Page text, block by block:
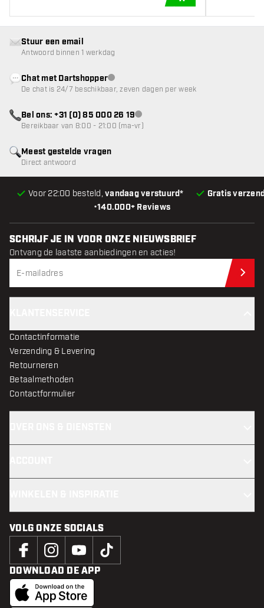
•140.000+ Reviews
Voor 22:00 besteld,vandaag verstuurd* Gratis
Meest gestelde vragen
Direct antwoord
Stuur een email
Antwoord binnen 1 werkdag
Chat met Dartshopperklantenservice niet beschikbaar
De chat is 24/7 beschikbaar, zeven dagen per week
Bel ons: +31 (0) 85 000 26 19klantenservice niet beschikbaar
Bereikbaar van 8:00 - 21:00 (ma-vr)
SCHRIJF JE IN VOOR ONZE NIEUWSBRIEF
Ontvang de laatste aanbiedingen en acties!
Contactinformatie
Verzending & Levering
Retourneren
Betaalmethoden
Contactformulier
VOLG ONZE SOCIALS
DOWNLOAD DE APP